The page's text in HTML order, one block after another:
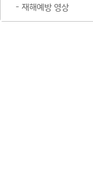
재해예방 영상